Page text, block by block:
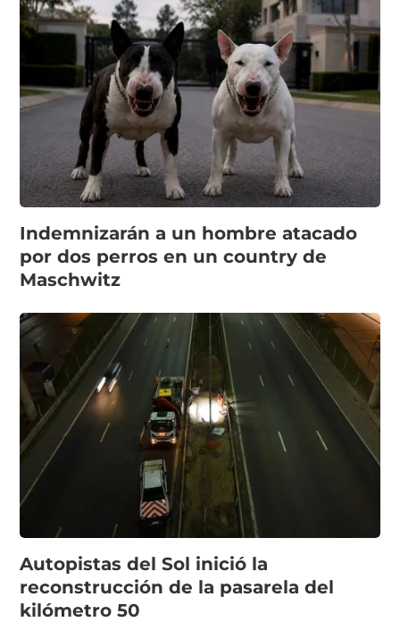
Indemnizarán a un hombre atacado
por dos perros en un country de
Maschwitz
Autopistas del Sol inició la
reconstrucción de la pasarela del
kilómetro 50